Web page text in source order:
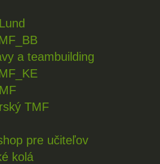
a teambuilding
TMF
pre učiteľov
kolá